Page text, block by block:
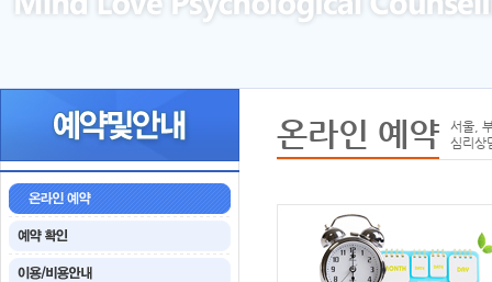
온라인 예약
서울,
심리상